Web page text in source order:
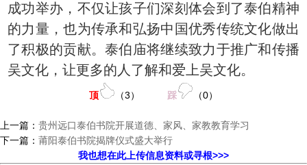
成功举办，不仅让孩子们深刻体会到了泰伯精神
的力量，也为传承和弘扬中国优秀传统文化做出
了积极的贡献。泰伯庙将继续致力于推广和传播
吴文化，让更多的人了解和爱上吴文化。
顶 （3） 踩 （0）
上一篇： 贵州远口泰伯书院开展道德、家风、家教教育学习
下一篇： 莆阳泰伯书院揭牌仪式盛大举行
我也想在此上传信息资料或寻根>>>